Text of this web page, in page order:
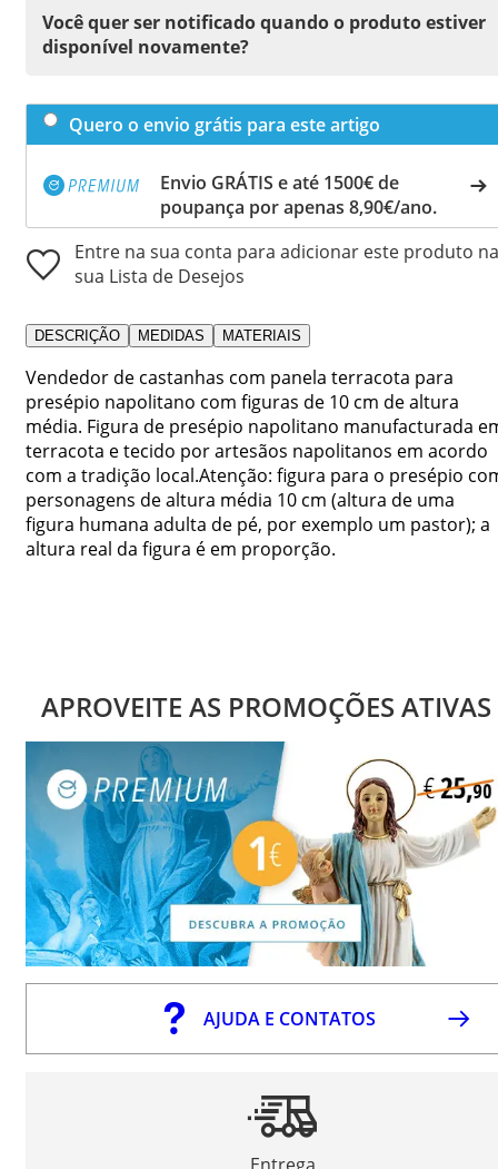
Você quer ser notificado quando o produto estiver
disponível novamente?
Quero o envio grátis para este artigo
Envio GRÁTIS e até 1500€ de
poupança por apenas 8,90€/ano.
Entre na sua conta para adicionar este produto na
sua Lista de Desejos
DESCRIÇÃO MEDIDAS MATERIAIS
Vendedor de castanhas com panela terracota para
presépio napolitano com figuras de 10 cm de altura
média. Figura de presépio napolitano manufacturada
terracota e tecido por artesãos napolitanos em acordo
com a tradição local.Atenção: figura para o presépio
personagens de altura média 10 cm (altura de uma
figura humana adulta de pé, por exemplo um pastor); a
altura real da figura é em proporção.
APROVEITE AS PROMOÇÕES ATIVAS
AJUDA E CONTATOS